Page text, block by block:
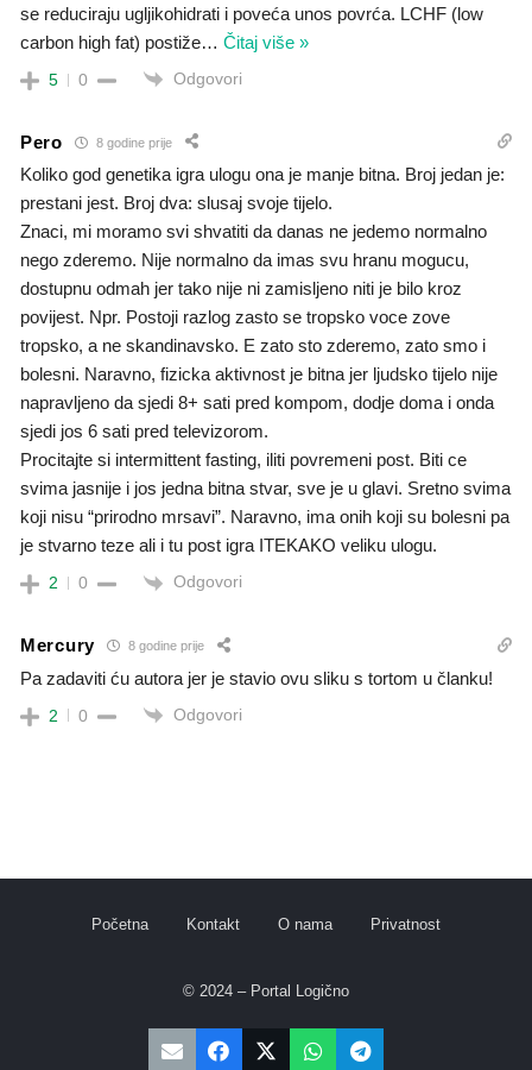
se reduciraju ugljikohidrati i poveća unos povrća. LCHF (low
carbon high fat) postiže… Čitaj više »
5 0 Odgovori
Pero 8 godine prije
Koliko god genetika igra ulogu ona je manje bitna. Broj jedan je:
prestani jest. Broj dva: slusaj svoje tijelo.
Znaci, mi moramo svi shvatiti da danas ne jedemo normalno
nego zderemo. Nije normalno da imas svu hranu mogucu,
dostupnu odmah jer tako nije ni zamisljeno niti je bilo kroz
povijest. Npr. Postoji razlog zasto se tropsko voce zove
tropsko, a ne skandinavsko. E zato sto zderemo, zato smo i
bolesni. Naravno, fizicka aktivnost je bitna jer ljudsko tijelo nije
napravljeno da sjedi 8+ sati pred kompom, dodje doma i onda
sjedi jos 6 sati pred televizorom.
Procitajte si intermittent fasting, iliti povremeni post. Biti ce
svima jasnije i jos jedna bitna stvar, sve je u glavi. Sretno svima
koji nisu “prirodno mrsavi”. Naravno, ima onih koji su bolesni pa
je stvarno teze ali i tu post igra ITEKAKO veliku ulogu.
2 0 Odgovori
Mercury 8 godine prije
Pa zadaviti ću autora jer je stavio ovu sliku s tortom u članku!
2 0 Odgovori
Početna Kontakt O nama Privatnost
© 2024 – Portal Logično